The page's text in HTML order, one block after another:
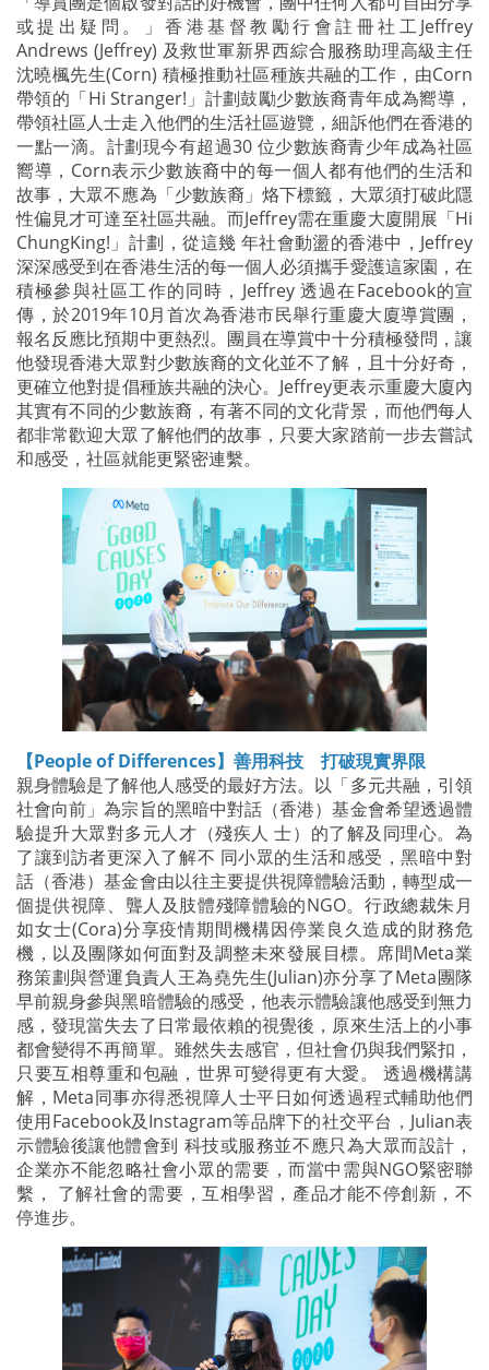
或提出疑問。」香港基督教勵行會註冊社工Jeffrey
Andrews (Jeffrey) 及救世軍新界西綜合服務助理高級主任
沈曉楓先生(Corn) 積極推動社區種族共融的工作，由Corn
帶領的「Hi Stranger!」計劃鼓勵少數族裔青年成為嚮導，
帶領社區人士走入他們的生活社區遊覽，細訴他們在香港的
一點一滴。計劃現今有超過30 位少數族裔青少年成為社區
嚮導，Corn表示少數族裔中的每一個人都有他們的生活和
故事，大眾不應為「少數族裔」烙下標籤，大眾須打破此隱
性偏見才可達至社區共融。而Jeffrey需在重慶大廈開展「Hi
ChungKing!」計劃，從這幾 年社會動盪的香港中，Jeffrey
深深感受到在香港生活的每一個人必須攜手愛護這家園，在
積極參與社區工作的同時，Jeffrey 透過在Facebook的宣
傳，於2019年10月首次為香港市民舉行重慶大廈導賞團，
報名反應比預期中更熱烈。團員在導賞中十分積極發問，讓
他發現香港大眾對少數族裔的文化並不了解，且十分好奇，
更確立他對提倡種族共融的決心。Jeffrey更表示重慶大廈內
其實有不同的少數族裔，有著不同的文化背景，而他們每人
都非常歡迎大眾了解他們的故事，只要大家踏前一步去嘗試
和感受，社區就能更緊密連繫。
【People of Differences】善用科技 打破現實界限
親身體驗是了解他人感受的最好方法。以「多元共融，引領
社會向前」為宗旨的黑暗中對話（香港）基金會希望透過體
驗提升大眾對多元人才（殘疾人 士）的了解及同理心。為
了讓到訪者更深入了解不 同小眾的生活和感受，黑暗中對
話（香港）基金會由以往主要提供視障體驗活動，轉型成一
個提供視障、聾人及肢體殘障體驗的NGO。行政總裁朱月
如女士(Cora)分享疫情期間機構因停業良久造成的財務危
機，以及團隊如何面對及調整未來發展目標。席間Meta業
務策劃與營運負責人王為堯先生(Julian)亦分享了Meta團隊
早前親身參與黑暗體驗的感受，他表示體驗讓他感受到無力
感，發現當失去了日常最依賴的視覺後，原來生活上的小事
都會變得不再簡單。雖然失去感官，但社會仍與我們緊扣，
只要互相尊重和包融，世界可變得更有大愛。 透過機構講
解，Meta同事亦得悉視障人士平日如何透過程式輔助他們
使用Facebook及Instagram等品牌下的社交平台，Julian表
示體驗後讓他體會到 科技或服務並不應只為大眾而設計，
企業亦不能忽略社會小眾的需要，而當中需與NGO緊密聯
繫， 了解社會的需要，互相學習，產品才能不停創新，不
停進步。